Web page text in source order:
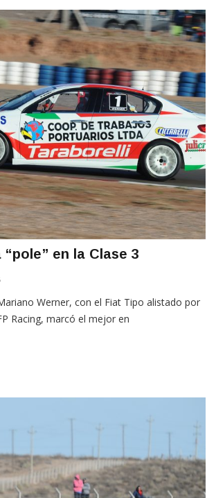
“pole” en la Clase 3
Werner, con el Fiat Tipo alistado por
Racing, marcó el mejor en